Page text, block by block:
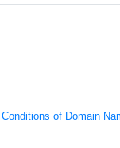
of Domain